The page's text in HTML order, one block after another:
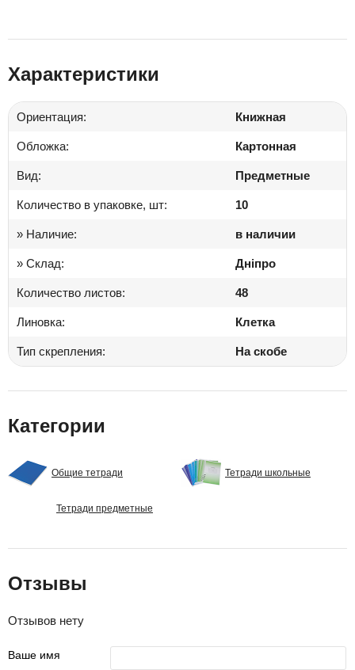
Характеристики
Ориентация: Книжная
Обложка: Картонная
Вид: Предметные
Количество в упаковке, шт: 10
» Наличие: в наличии
» Склад: Дніпро
Количество листов: 48
Линовка: Клетка
Тип скрепления: На скобе
Категории
Общие тетради Тетради школьные
Тетради предметные
Отзывы
Отзывов нету
Ваше имя